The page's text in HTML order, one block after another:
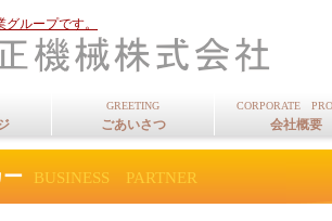
ループです。
BUSINESS PARTNER
GREETING
ごあいさつ
CORPORATE
会社概要